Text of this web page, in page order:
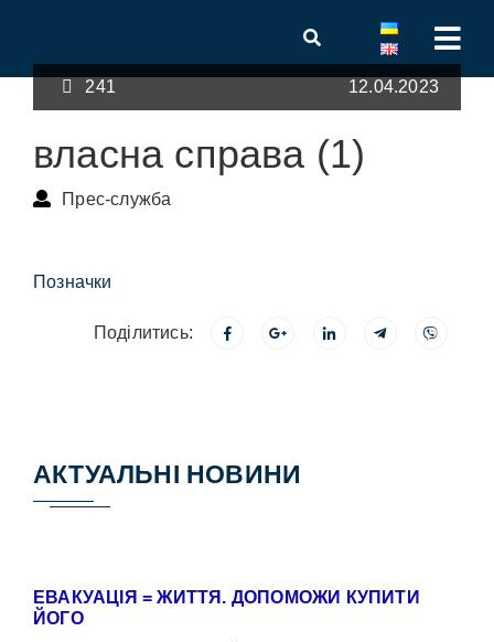
241 12.04.2023
власна справа (1)
Прес-служба
Позначки
Поділитись:
АКТУАЛЬНІ НОВИНИ
ЕВАКУАЦІЯ = ЖИТТЯ. ДОПОМОЖИ КУПИТИ
ЙОГО